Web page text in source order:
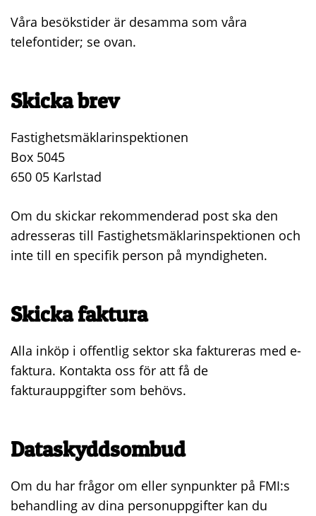
Våra besökstider är desamma som våra
telefontider; se ovan.
Skicka brev
Fastighetsmäklarinspektionen
Box 5045
650 05 Karlstad
Om du skickar rekommenderad post ska den
adresseras till Fastighetsmäklarinspektionen och
inte till en specifik person på myndigheten.
Skicka faktura
Alla inköp i offentlig sektor ska faktureras med e-
faktura. Kontakta oss för att få de
fakturauppgifter som behövs.
Dataskyddsombud
Om du har frågor om eller synpunkter på FMI:s
behandling av dina personuppgifter kan du